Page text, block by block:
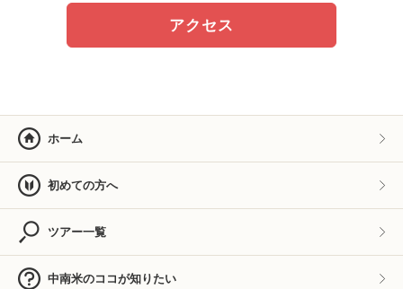
アクセス
ホーム
初めての方へ
ツアー一覧
中南米のココが知りたい